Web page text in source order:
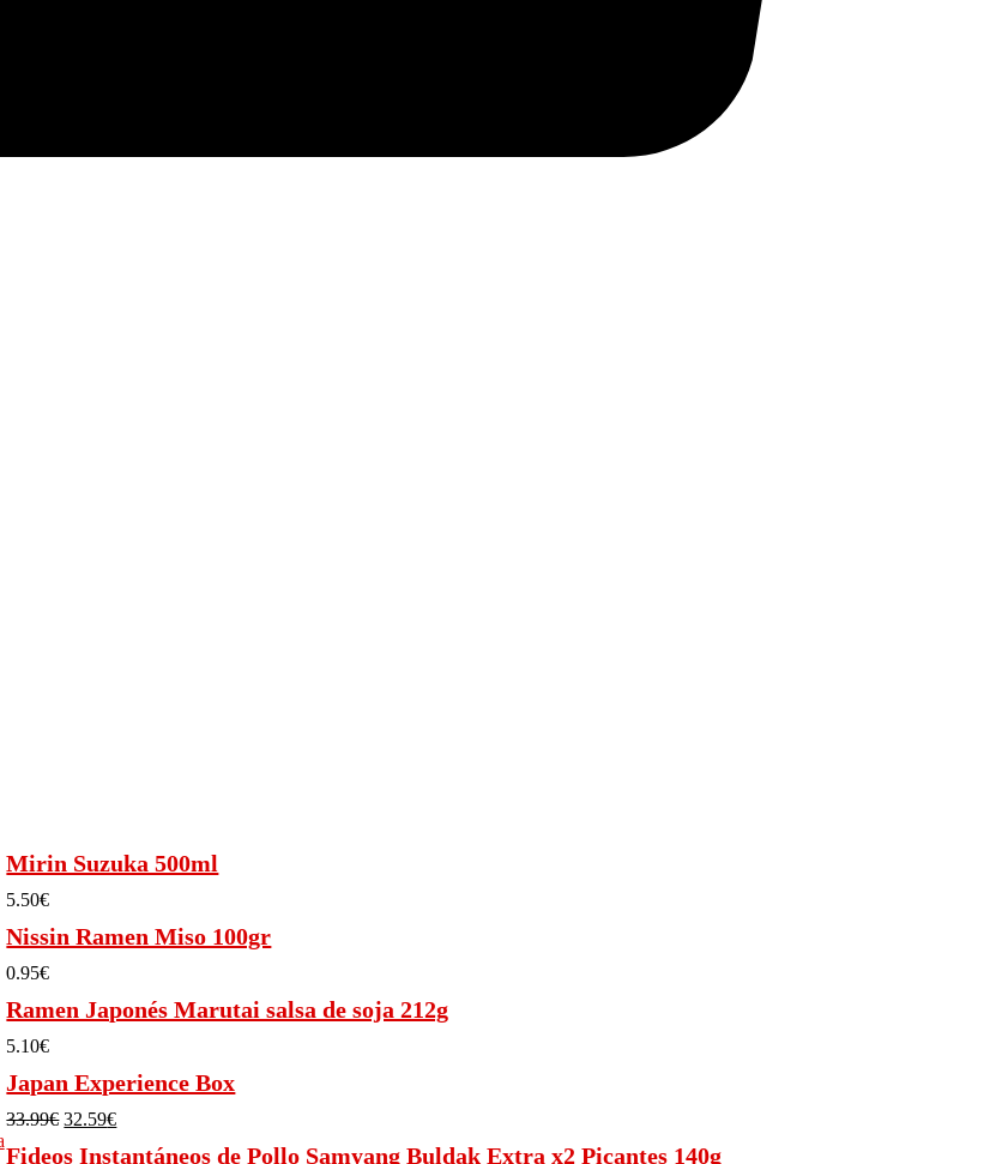
Mirin Suzuka 500ml
5.50€
Nissin Ramen Miso 100gr
0.95€
Ramen Japonés Marutai salsa de soja 212g
5.10€
Japan Experience Box
33.99€ El
32.59€
Fideos Instantáneos de Pollo Samyang Buldak Extra x2 Picantes 140g